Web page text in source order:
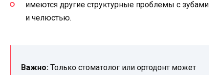
имеются другие структурные проблемы с зубами
и челюстью.
Важно: Только стоматолог или ортодонт может